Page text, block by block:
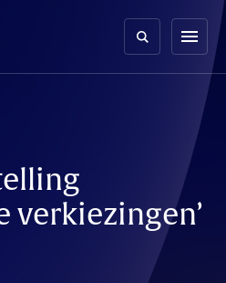
menu
verkiezingen’